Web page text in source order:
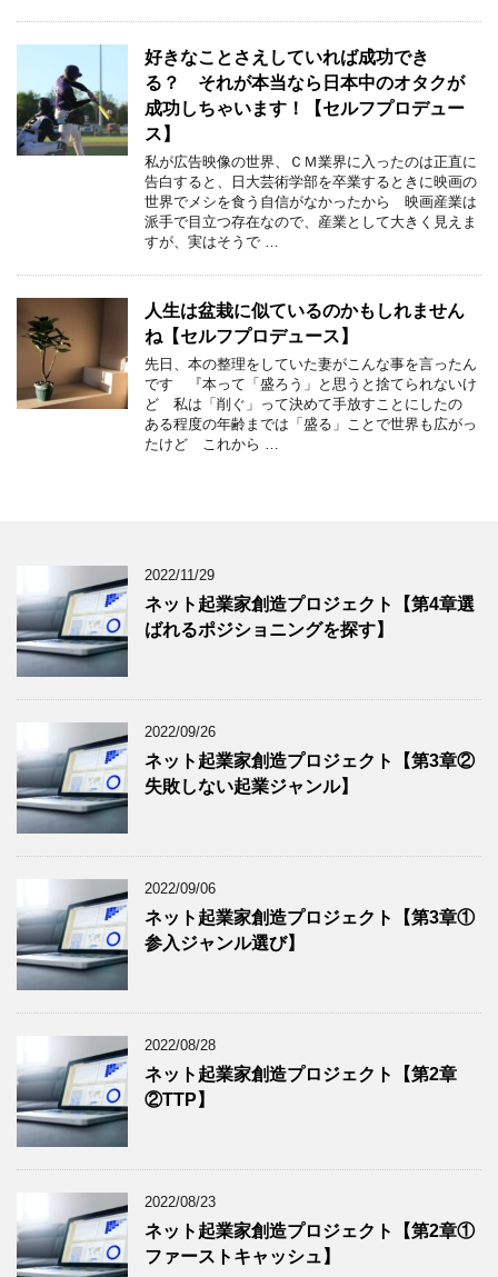
好きなことさえしていれば成功でき
る？ それが本当なら日本中のオタクが
成功しちゃいます！【セルフプロデュー
ス】
私が広告映像の世界、ＣＭ業界に入ったのは正直に
告白すると、日大芸術学部を卒業するときに映画の
世界でメシを食う自信がなかったから 映画産業は
派手で目立つ存在なので、産業として大きく見えま
すが、実はそうで …
人生は盆栽に似ているのかもしれません
ね【セルフプロデュース】
先日、本の整理をしていた妻がこんな事を言ったん
です 『本って「盛ろう」と思うと捨てられないけ
ど 私は「削ぐ」って決めて手放すことにしたの
ある程度の年齢までは「盛る」ことで世界も広がっ
たけど これから …
2022/11/29
ネット起業家創造プロジェクト【第4章選
ばれるポジショニングを探す】
2022/09/26
ネット起業家創造プロジェクト【第3章②
失敗しない起業ジャンル】
2022/09/06
ネット起業家創造プロジェクト【第3章①
参入ジャンル選び】
2022/08/28
ネット起業家創造プロジェクト【第2章
②TTP】
2022/08/23
ネット起業家創造プロジェクト【第2章①
ファーストキャッシュ】